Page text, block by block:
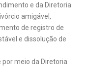
e da Diretoria
amigável,
de registro de
e dissolução de
meio da Diretoria